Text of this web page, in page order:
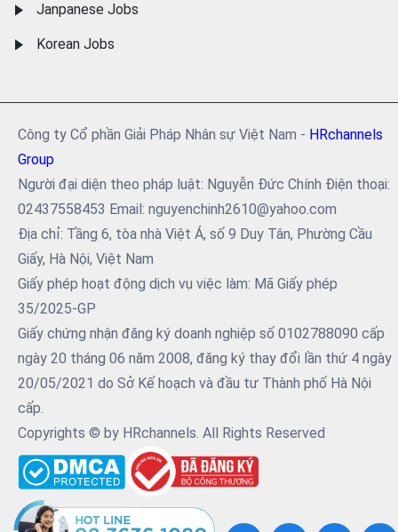
Janpanese Jobs
Korean Jobs
Công ty Cổ phần Giải Pháp Nhân sự Việt Nam - HRchannels
Group
Người đại diện theo pháp luật: Nguyễn Đức Chính Điện thoại:
02437558453 Email: nguyenchinh2610@yahoo.com
Địa chỉ: Tầng 6, tòa nhà Việt Á, số 9 Duy Tân, Phường Cầu
Giấy, Hà Nội, Việt Nam
Giấy phép hoạt động dịch vụ việc làm: Mã Giấy phép
35/2025-GP
Giấy chứng nhận đăng ký doanh nghiệp số 0102788090 cấp
ngày 20 tháng 06 năm 2008, đăng ký thay đổi lần thứ 4 ngày
20/05/2021 do Sở Kế hoạch và đầu tư Thành phố Hà Nội
cấp.
Copyrights © by HRchannels. All Rights Reserved